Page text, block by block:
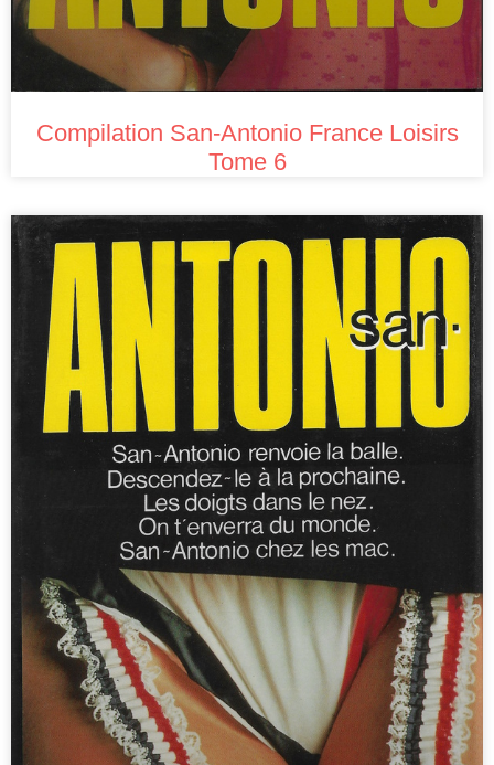
Compilation San-Antonio France Loisirs
Tome 6